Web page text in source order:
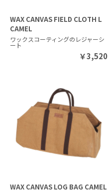
WAX CANVAS FIELD CLOTH L
CAMEL
ワックスコーティングのレジャーシ
ート
￥3,520
WAX CANVAS LOG BAG CAMEL